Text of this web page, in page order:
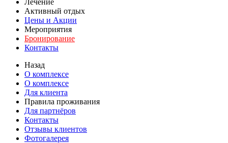
Лечение
Активный отдых
Цены и Акции
Мероприятия
Бронирование
Контакты
Назад
О комплексе
О комплексе
Для клиента
Правила проживания
Для партнёров
Контакты
Отзывы клиентов
Фотогалерея